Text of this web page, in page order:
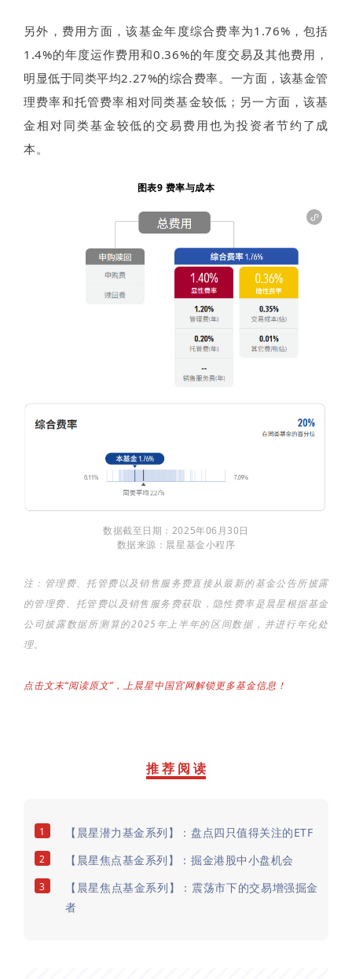
另外，费用方面，该基金年度综合费率为1.76%，包括
1.4%的年度运作费用和0.36%的年度交易及其他费用，
明显低于同类平均2.27%的综合费率。一方面，该基金管
理费率和托管费率相对同类基金较低；另一方面，该基
金相对同类基金较低的交易费用也为投资者节约了成
本。
图表9 费率与成本
数据截至日期：2025年06月30日
数据来源：晨星基金小程序
注：管理费、托管费以及销售服务费直接从最新的基金公告所披露
的管理费、托管费以及销售服务费获取，隐性费率是晨星根据基金
公司披露数据所测算的2025年上半年的区间数据，并进行年化处
理。
点击文末“阅读原文”，上晨星中国官网解锁更多基金信息！
推 荐 阅 读
1 【晨星潜力基金系列】：盘点四只值得关注的ETF
2 【晨星焦点基金系列】：掘金港股中小盘机会
3
【晨星焦点基金系列】：震荡市下的交易增强掘金
者